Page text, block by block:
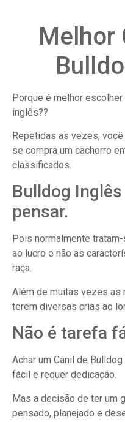
Melhor
Porque é melhor
inglês??
Repetidas as vezes,
se compra um cachorro
classificados.
Bulldog
pensar.
Pois normalmente
ao lucro e não as
raça.
Além de muitas vezes as
terem diversas crias ao
Não é tarefa
Achar um Canil de
fácil e requer dedicação.
Mas a decisão de ter um
pensado, planejado e